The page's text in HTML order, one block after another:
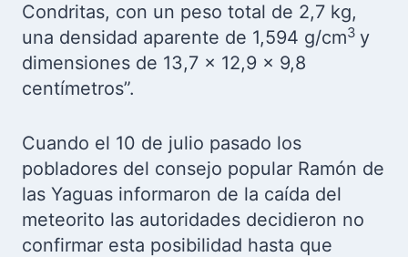
Condritas, con un peso total de 2,7 kg,
una densidad aparente de 1,594 g/cm3 y
dimensiones de 13,7 x 12,9 x 9,8
centímetros”.
Cuando el 10 de julio pasado los
pobladores del consejo popular Ramón de
las Yaguas informaron de la caída del
meteorito las autoridades decidieron no
confirmar esta posibilidad hasta que